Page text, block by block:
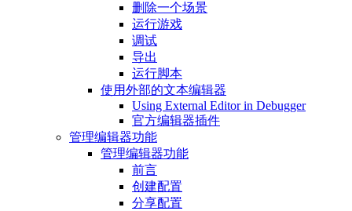
删除一个场景
运行游戏
调试
导出
运行脚本
使用外部的文本编辑器
Using External Editor in Debugger
官方编辑器插件
管理编辑器功能
管理编辑器功能
前言
创建配置
分享配置